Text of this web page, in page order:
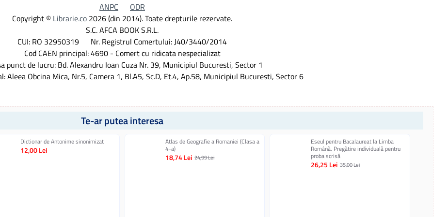
ANPC
ODR
Copyright © Librarie.co 2026 (din 2014). Toate drepturile rezervate.
S.C. AFCA BOOK S.R.L.
CUI: RO 32950319 Nr. Registrul Comertului: J40/3440/2014
Cod CAEN principal: 4690 - Comert cu ridicata nespecializat
punct de lucru: Bd. Alexandru Ioan Cuza Nr. 39, Municipiul Bucuresti, Sector 1
Aleea Obcina Mica, Nr.5, Camera 1, Bl.A5, Sc.D, Et.4, Ap.58, Municipiul Bucuresti, Sector 6
Te-ar putea interesa
Dictionar de Antonime sinonimizat
12,00 Lei
Atlas de Geografie a Romaniei (Clasa a
4-a)
18,74 Lei 24,99 Lei
Eseul pentru Bacalaureat la Limba
Română. Pregătire individuală pentru
proba scrisă
26,25 Lei 35,00 Lei